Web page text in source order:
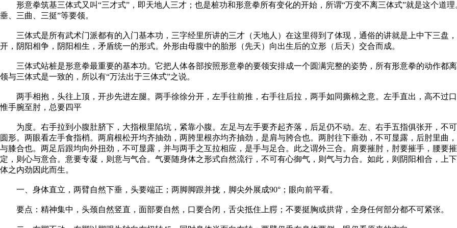
形意拳筑基三体式又叫“三才式”，即天地人三才；也是桩功和形意拳所有变化的开始，所谓“万变不离三体式”就是这个道
垂、三曲、三挺”等要领。
三体式是所有武术门派都有的入门基本功，三字经里所讲的三才（天地人）在这里得到了体现，通俗的讲就是上中下三盘
开，阴阳相争，阴阳相生，矛盾统一的形式。外形由母腹中的胎形（先天）向出生后的立形（后天）交合而成。
三体式站桩是形意拳最重要的基本功。它把人体各部按照形意拳的要领安排成一个圆满完整的姿势，所有形意拳的动作都
领与三体式是一致的，所以有“万法出于三体式”之说。
两手相抱，头往上顶，开步先进左腿。两手徐徐分开，左手往前推，右手往后拉，两手如同撕棉之意。左手直出，高不过
惟手腕至肘，总要四平
为度。右手拉到小腹肚脐下，大指根里陷坑，紧靠小腹。左足与左手要齐起齐落，后足仍不动。左、右手五指俱张开，不
圆形。两眼看左手食指梢。两肩根松开均齐抽劲，两胯里根亦均齐抽劲，是肩与胯合也。两肘往下垂劲，不可显露，后肘里曲
与膝合也。两足后跟均向外扭劲，不可显露，并与两手之互拉相应，是手与足合。此之谓外三合。肩要摧肘，肘要摧手，腰要
定，则心与意合。意要专凝，则意与气合。气要随身体之形式自然流行，不可有心御气，则气与力合。如此，则阴阳相合，上
体之内劲因此而生。
一、身体直立，两臂自然下垂，头要端正；两脚脚跟并拢，脚尖外展成90°；眼向前平看。
要点：精神集中，头颈自然竖直，面部要自然，口要合闭，舌尖抵住上腭；不要挺胸或拱背，全身任何部分都不可紧张。